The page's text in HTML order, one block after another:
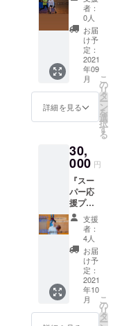
ますの
で追加
お願い
しま
す。
や場所
は応相
談でお
願いし
ます。
※交通費
は実費
でお願
いしま
す。
ランに
てチー
ムへの
クリ
ニック
も可能
です！
・一緒
にバス
ケしま
しょ
う！ ・
程度で
お願い
しま
す。 ・
年齢や
レベル
は問い
ませ
ん！ ・
場所は
どこで
も大丈
夫です
が交通
費のご
負担を
者：
0人
お届
け予
定：
2021
年09
月
詳細を見る
こ
の
リ
タ
ー
ン
を
選
択
す
る
30,
000 円
『スー
パー応
援プラ
ン』
（リ
ターン
なんか
いらな
いか
ら、と
にかく
頑張
れ！）
支援
者：
4人
お届
け予
定：
2021
年10
月
こ
の
リ
タ
ー